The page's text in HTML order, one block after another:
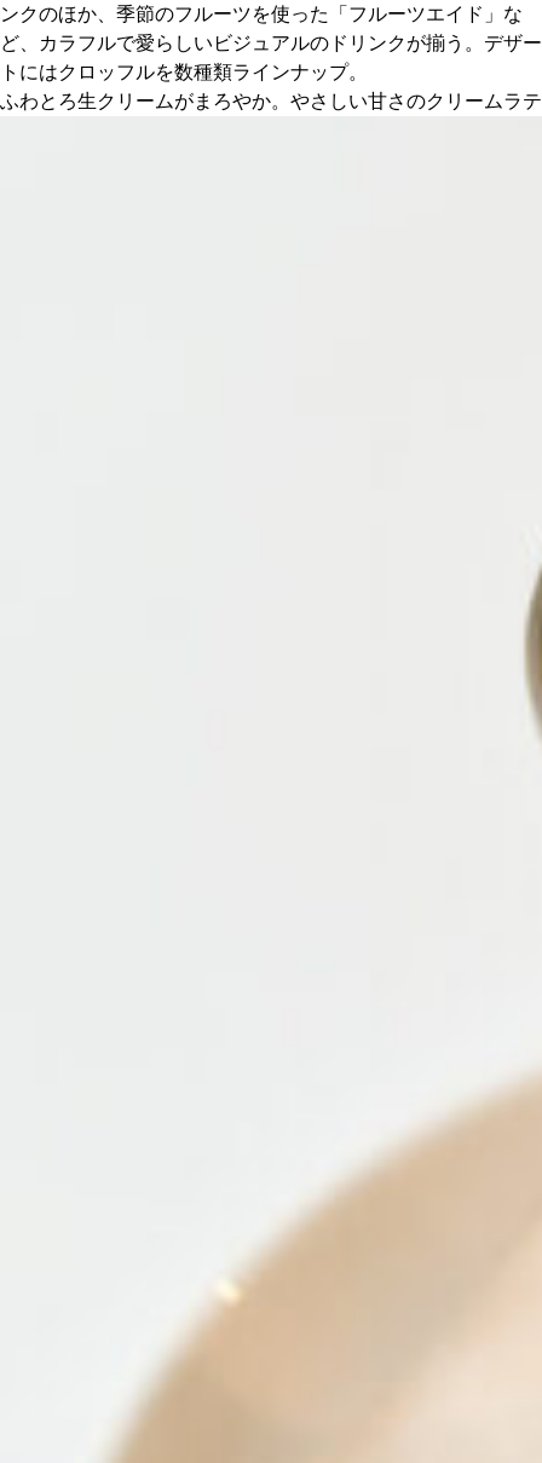
紹介します。
おすすめのイベント
ンクのほか、季節のフルーツを使った「フルーツエイド」な
ど、カラフルで愛らしいビジュアルのドリンクが揃う。デザー
トにはクロッフルを数種類ラインナップ。
ふわとろ生クリームがまろやか。やさしい甘さのクリームラテ